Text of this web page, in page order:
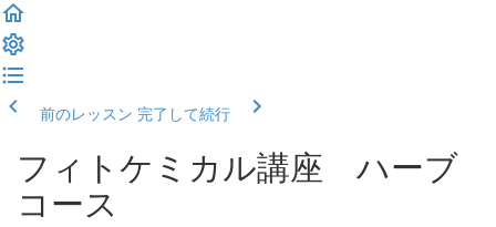
前のレッスン 完了して続行
フィトケミカル講座 ハーブ
コース